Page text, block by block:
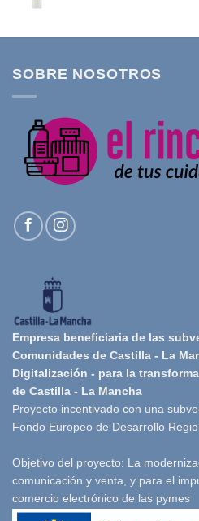
SOBRE NOSOTROS
Empresa beneficiaria de las
Comunidades de Castilla - La
Digitalización - para la
de Castilla - La Mancha
Proyecto incentivado con una
Fondo Europeo de Desarrollo
Objetivo del proyecto: La
comunicación y venta, y para el
comercio electrónico de las pymes